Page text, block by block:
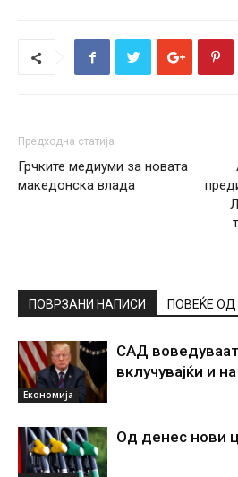
Предходна статија
Грчките медиуми за новата
македонска влада
ПОВРЗАНИ НАПИСИ ПОВЕЌЕ
Економија
САД
вклучувајќи и
Од денес нови